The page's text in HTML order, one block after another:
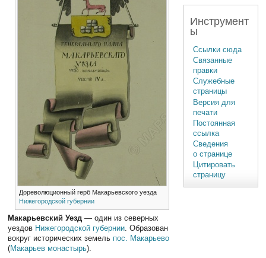
Дореволюционный герб Макарьевского уезда
Нижегородской губернии
Макарьевский Уезд — один из северных
уездов Нижегородской губернии. Образован
вокруг исторических земель пос. Макарьево
(Макарьев монастырь).
Инструмент
ы
Ссылки сюда
Связанные
правки
Служебные
страницы
Версия для
печати
Постоянная
ссылка
Сведения
о странице
Цитировать
страницу